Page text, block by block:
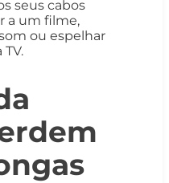
seus cabos
a um filme,
ou espelhar